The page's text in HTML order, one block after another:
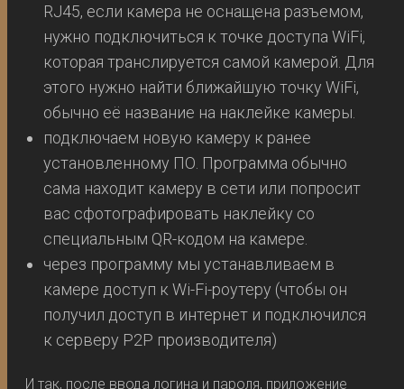
RJ45, если камера не оснащена разъемом,
нужно подключиться к точке доступа WiFi,
которая транслируется самой камерой. Для
этого нужно найти ближайшую точку WiFi,
обычно её название на наклейке камеры.
подключаем новую камеру к ранее
установленному ПО. Программа обычно
сама находит камеру в сети или попросит
вас сфотографировать наклейку со
специальным QR-кодом на камере.
через программу мы устанавливаем в
камере доступ к Wi-Fi-роутеру (чтобы он
получил доступ в интернет и подключился
к серверу P2P производителя)
И так, после ввода логина и пароля, приложение